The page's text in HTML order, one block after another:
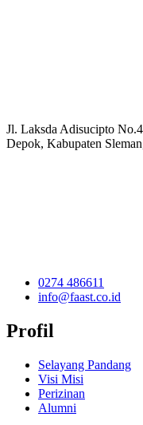
Jl. Laksda Adisucipto
Depok, Kabupaten
0274 486611
info@faast.co.id
Profil
Selayang Pandang
Visi Misi
Perizinan
Alumni